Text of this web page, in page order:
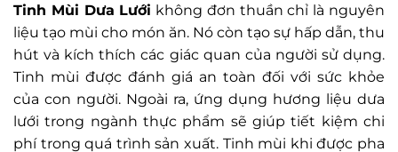
Tinh Mùi Dưa Lưới không đơn thuần chỉ là nguyên
liệu tạo mùi cho món ăn. Nó còn tạo sự hấp dẫn, thu
hút và kích thích các giác quan của người sử dụng.
Tinh mùi được đánh giá an toàn đối với sức khỏe
của con người. Ngoài ra, ứng dụng hương liệu dưa
lưới trong ngành thực phẩm sẽ giúp tiết kiệm chi
phí trong quá trình sản xuất. Tinh mùi khi được pha